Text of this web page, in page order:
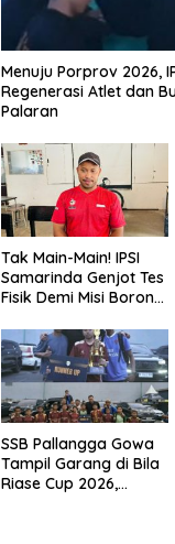
Menuju Porprov 2026,
Regenerasi Atlet dan
Palaran
Tak Main-Main! IPSI
Samarinda Genjot Tes
Fisik Demi Misi Borong
Kaltim 2026
SSB Pallangga Gowa
Tampil Garang di Bila
Riase Cup 2026,